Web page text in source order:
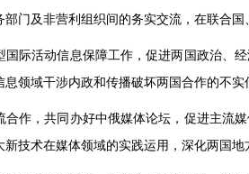
部门及非营利组织间的务实交流，在联合
国际活动信息保障工作，促进两国政治、
息领域干涉内政和传播破坏两国合作的不
合作，共同办好中俄媒体论坛，促进主流
新技术在媒体领域的实践运用，深化两国地